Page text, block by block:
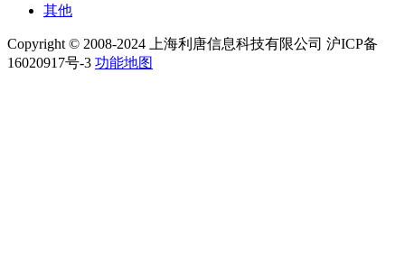
其他
Copyright © 2008-2024 上海利唐信息科技有限公司 沪ICP备
16020917号-3 功能地图